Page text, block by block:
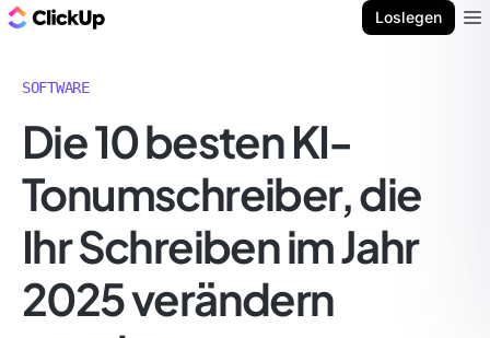
Loslegen
SOFTWARE
Die 10 besten KI-
Tonumschreiber, die
Ihr Schreiben im Jahr
2025 verändern